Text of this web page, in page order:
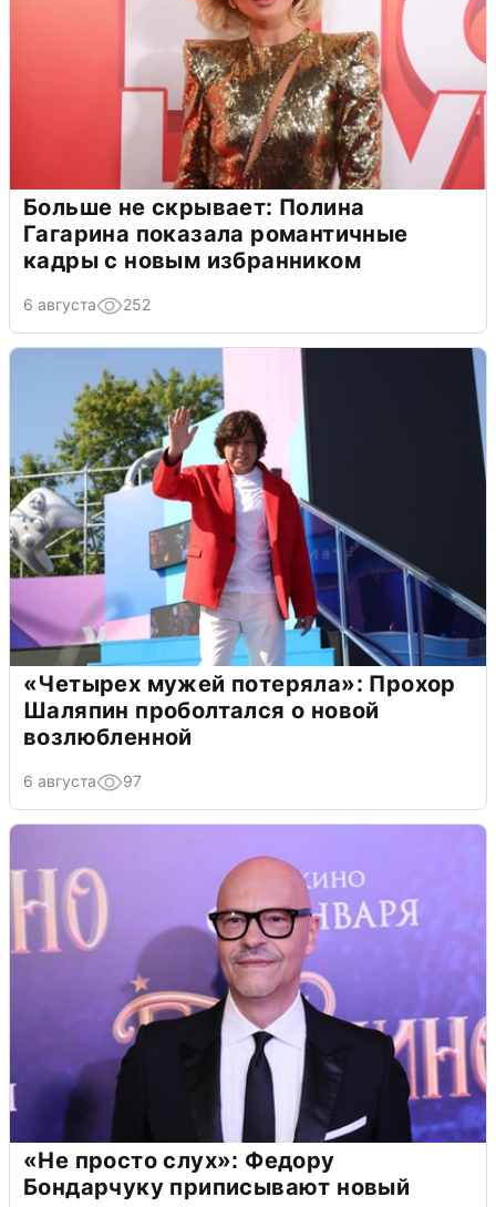
Больше не скрывает: Полина
Гагарина показала романтичные
кадры с новым избранником
6 августа 252
«Четырех мужей потеряла»: Прохор
Шаляпин проболтался о новой
возлюбленной
6 августа 97
«Не просто слух»: Федору
Бондарчуку приписывают новый